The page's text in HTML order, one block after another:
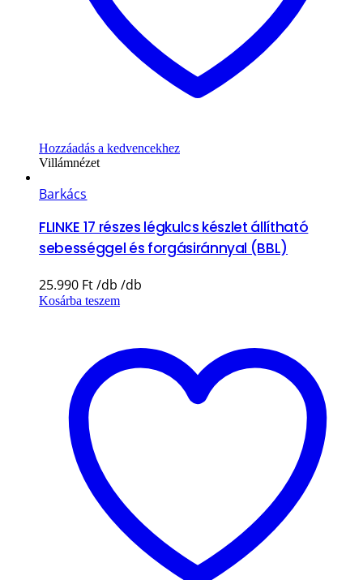
Hozzáadás a kedvencekhez
Villámnézet
Barkács
FLINKE 17 részes légkulcs készlet állítható
sebességgel és forgásiránnyal (BBL)
25.990 Ft
Kosárba teszem